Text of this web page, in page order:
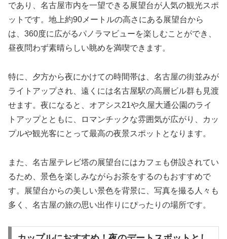
であり、名古屋市内を一望できる展望台が人気の観光スポ
ットです。地上約90メートルの高さにある展望台から
は、360度に広がるパノラマビューを楽しむことができ、
昼夜問わず素晴らしい眺めを満喫できます。
特に、夕方から夜にかけての時間帯は、名古屋の街並みが
ライトアップされ、遠くには名古屋駅の高層ビル群も見渡
せます。夜になると、オアシス21や久屋大通公園のライ
トアップとともに、ロマンチックな雰囲気が広がり、カッ
プルや観光客にとって最高の夜景スポットとなります。
また、名古屋テレビ塔の展望台にはカフェも併設されてい
るため、景色を楽しみながらお茶をするのもおすすめで
す。展望台からの美しい景色を背景に、写真を撮る人々も
多く、名古屋の旅の思い出作りにぴったりの場所です。